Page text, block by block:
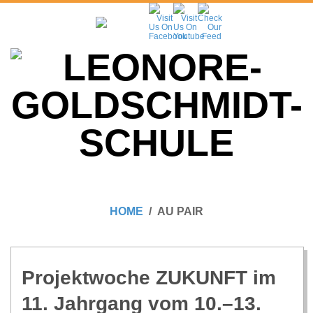
content
O
N
HOME AU PAIR
Pro­jekt­wo­che ZUKUNFT im
11. Jahr­gang vom 10.–13.